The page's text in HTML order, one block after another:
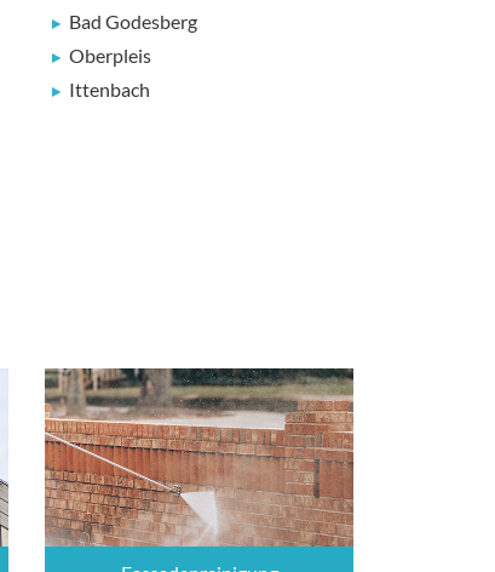
Bad Godesberg
Oberpleis
Ittenbach